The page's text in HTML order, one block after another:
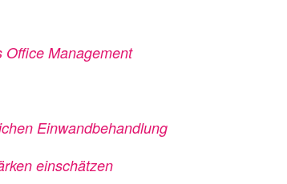
Office Management
Einwandbehandlung
einschätzen